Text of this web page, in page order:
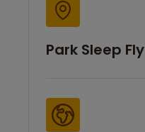
Park Sleep Fly